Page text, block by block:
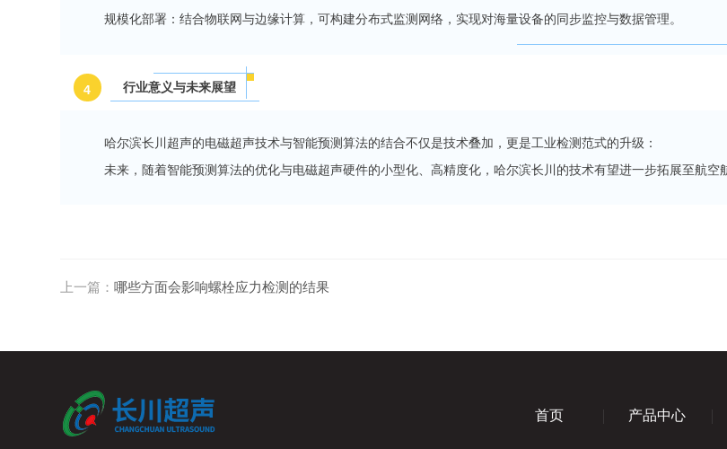
规模化部署：结合物联网与边缘计算，可构建分布式监测网络，实现对海量设备的同步监控与数据管理。
4 行业意义与未来展望
哈尔滨长川超声的电磁超声技术与智能预测算法的结合不仅是技术叠加，更是工业检测范式的升级：
未来，随着智能预测算法的优化与电磁超声硬件的小型化、高精度化，哈尔滨长川的技术有望进一步拓展至航空
上一篇：哪些方面会影响螺栓应力检测的结果
首页 产品中心